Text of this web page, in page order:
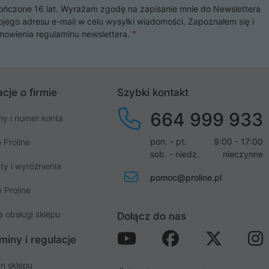
16 lat. Wyrażam zgodę na zapisanie mnie do Newslettera
adresu e-mail w celu wysyłki wiadomości. Zapoznałem się i
regulaminu newslettera.
o firmie
i numer konta
Proline
i wyróżnienia
Proline
obsługi sklepu
i regulacje
sklepu
Szybki kontakt
664 999 933
pon. - pt.
9:00 - 17:00
sob. - niedz.
nieczynne
pomoc@proline.pl
Dołącz do nas